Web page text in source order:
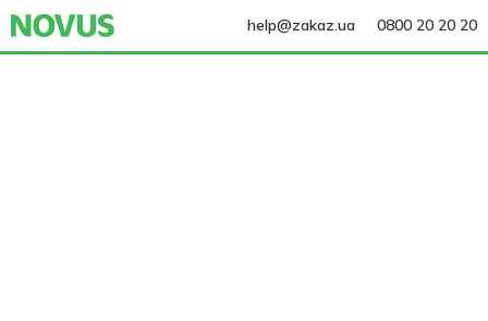
help@zakaz.ua 0800 20 20 20